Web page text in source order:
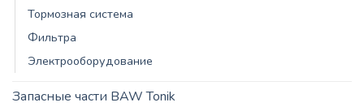
Тормозная система
Фильтра
Электрооборудование
Запасные части BAW Tonik